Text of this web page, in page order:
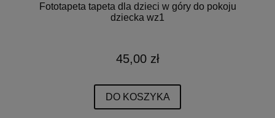
Fototapeta tapeta dla dzieci w góry do pokoju
dziecka wz1
45,00 zł
DO KOSZYKA